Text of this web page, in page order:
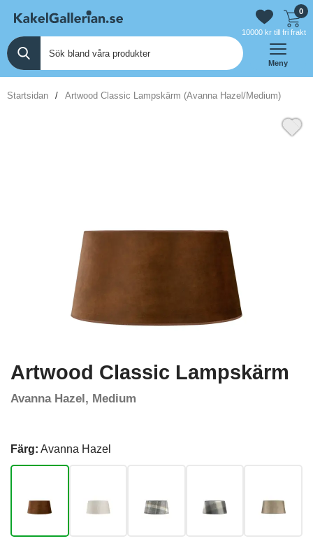
0
10000 kr till fri frakt
Meny
Startsidan Artwood Classic Lampskärm (Avanna Hazel/Medium)
Artwood Classic Lampskärm
Avanna Hazel, Medium
Färg: Avanna Hazel